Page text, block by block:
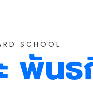
SCHOOL
พัน